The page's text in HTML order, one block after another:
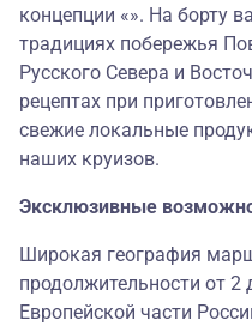
концепции «». На борту
традициях побережья
Русского Севера и
рецептах при
свежие локальные
наших круизов.
Эксклюзивные
Широкая география
продолжительности от 2
Европейской части